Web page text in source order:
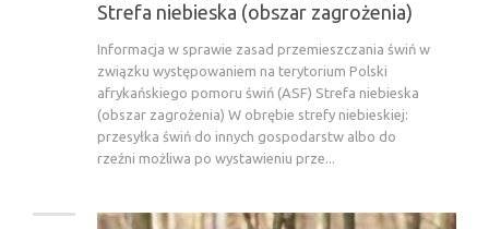
Strefa niebieska (obszar zagrożenia)
Informacja w sprawie zasad przemieszczania świń w
związku występowaniem na terytorium Polski
afrykańskiego pomoru świń (ASF) Strefa niebieska
(obszar zagrożenia) W obrębie strefy niebieskiej:
przesyłka świń do innych gospodarstw albo do
rzeźni możliwa po wystawieniu prze...